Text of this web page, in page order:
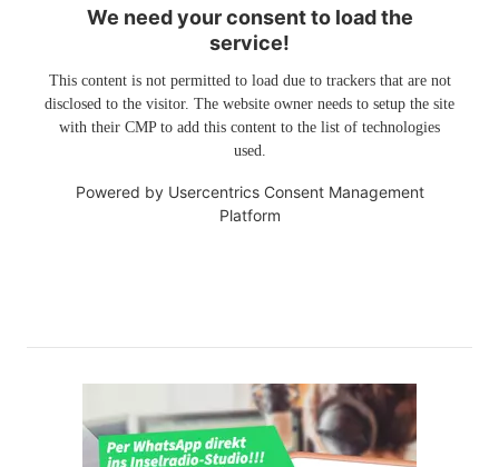
We need your consent to load the
service!
This content is not permitted to load due to trackers that are not
disclosed to the visitor. The website owner needs to setup the site
with their CMP to add this content to the list of technologies
used.
Powered by Usercentrics Consent Management
Platform